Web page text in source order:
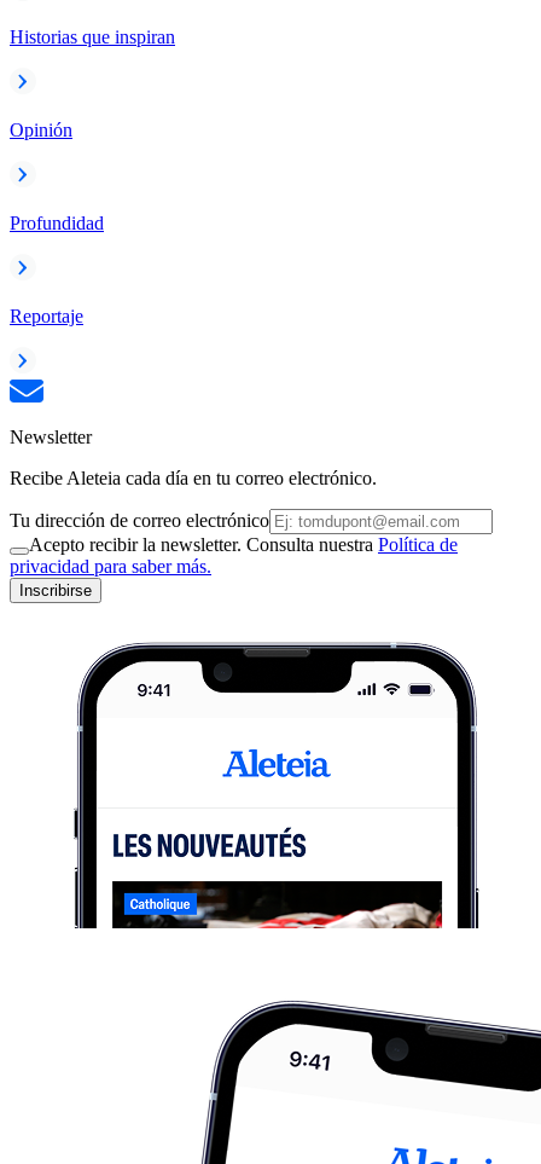
Historias que inspiran
Opinión
Profundidad
Reportaje
Newsletter
Recibe Aleteia cada día en tu correo electrónico.
Tu dirección de correo electrónico
Acepto recibir la newsletter. Consulta nuestra Política de
privacidad para saber más.
Inscribirse